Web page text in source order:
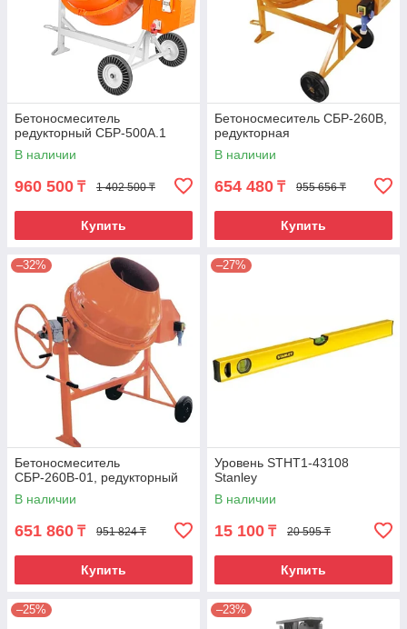
Бетоносмеситель
редукторный СБР-500А.1
В наличии
960 500 ₸ 1 402 500 ₸
Купить
Бетоносмеситель СБР-260В,
редукторная
В наличии
654 480 ₸ 955 656 ₸
Купить
–32%
Бетоносмеситель
СБР-260В-01, редукторный
В наличии
651 860 ₸ 951 824 ₸
Купить
–27%
Уровень STHT1-43108
Stanley
В наличии
15 100 ₸ 20 595 ₸
Купить
–25% –23%